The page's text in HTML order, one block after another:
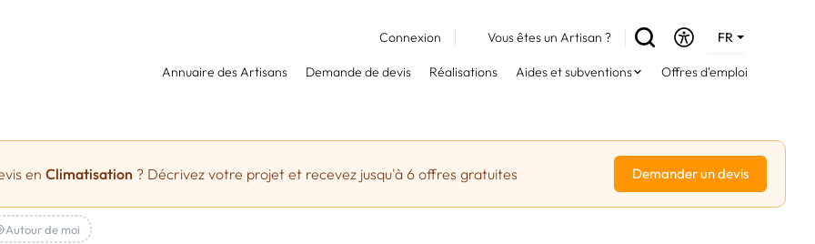
Connexion Vous êtes un Artisan ?
FR
Annuaire des Artisans Demande de devis Réalisations Aides et subventions Offres d'emploi
en Climatisation ? Décrivez votre projet et recevez jusqu'à 6 offres gratuites Demander un devis
Autour de moi